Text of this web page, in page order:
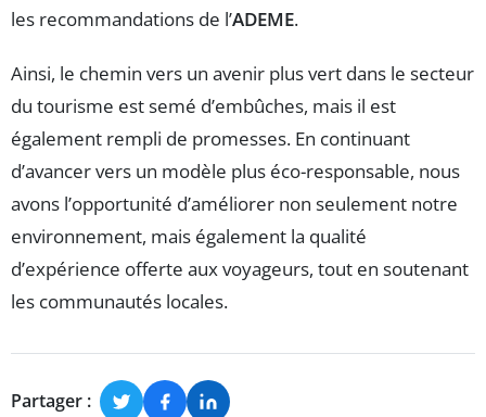
les recommandations de l’ADEME.
Ainsi, le chemin vers un avenir plus vert dans le secteur
du tourisme est semé d’embûches, mais il est
également rempli de promesses. En continuant
d’avancer vers un modèle plus éco-responsable, nous
avons l’opportunité d’améliorer non seulement notre
environnement, mais également la qualité
d’expérience offerte aux voyageurs, tout en soutenant
les communautés locales.
Partager :